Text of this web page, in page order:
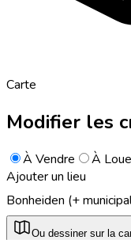
Carte
Modifier les
À Vendre
À
Ajouter un lieu
Bonheiden (+
Ou dessiner sur la